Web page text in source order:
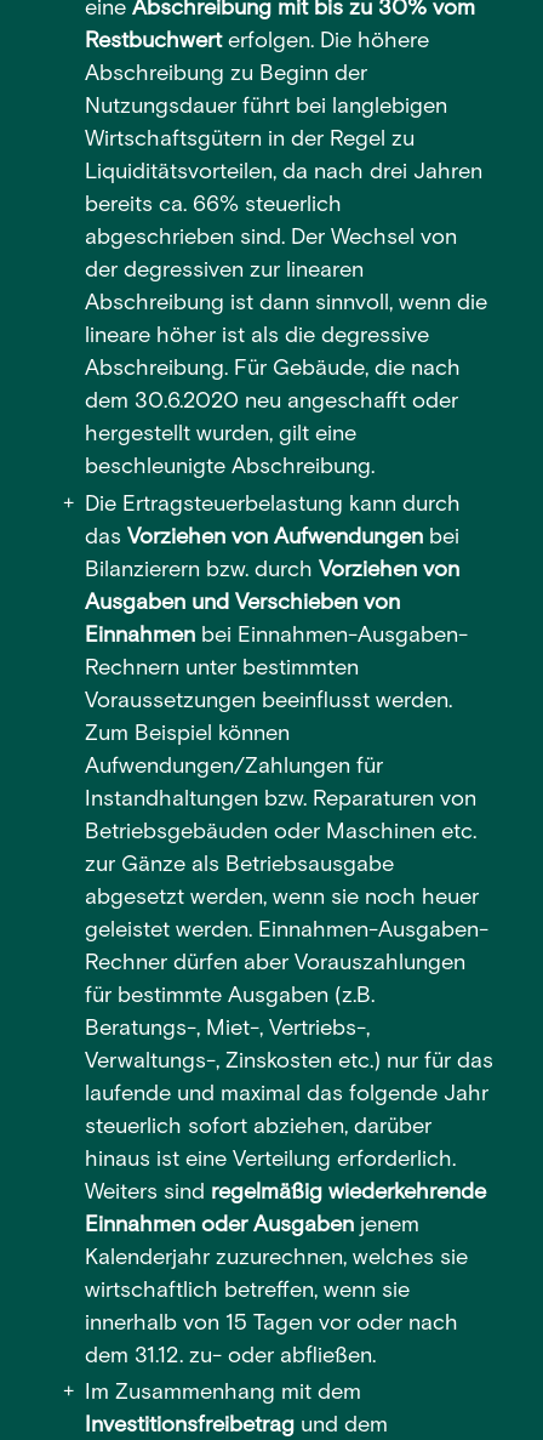
eine Abschreibung mit bis zu 30% vom
Restbuchwerterfolgen. Die höhere
Abschreibung zu Beginn der
Nutzungsdauer führt bei langlebigen
Wirtschaftsgütern in der Regel zu
Liquiditätsvorteilen, da nach drei Jahren
bereits ca. 66% steuerlich
abgeschrieben sind. Der Wechsel von
der degressiven zur linearen
Abschreibung ist dann sinnvoll, wenn die
lineare höher ist als die degressive
Abschreibung. Für Gebäude, die nach
dem 30.6.2020 neu angeschafft oder
hergestellt wurden, gilt eine
beschleunigte Abschreibung.
Die Ertragsteuerbelastung kann durch
das Vorziehen von Aufwendungenbei
Bilanzierern bzw. durch Vorziehen von
Ausgaben und Verschieben von
Einnahmenbei Einnahmen-Ausgaben-
Rechnern unter bestimmten
Voraussetzungen beeinflusst werden.
Zum Beispiel können
Aufwendungen/Zahlungen für
Instandhaltungen bzw. Reparaturen von
Betriebsgebäuden oder Maschinen etc.
zur Gänze als Betriebsausgabe
abgesetzt werden, wenn sie noch heuer
geleistet werden. Einnahmen-Ausgaben-
Rechner dürfen aber Vorauszahlungen
für bestimmte Ausgaben (z.B.
Beratungs-, Miet-, Vertriebs-,
Verwaltungs-, Zinskosten etc.) nur für das
laufende und maximal das folgende Jahr
steuerlich sofort abziehen, darüber
hinaus ist eine Verteilung erforderlich.
Weiters sind regelmäßig wiederkehrende
Einnahmen oder Ausgabenjenem
Kalenderjahr zuzurechnen, welches sie
wirtschaftlich betreffen, wenn sie
innerhalb von 15 Tagen vor oder nach
dem 31.12. zu- oder abfließen.
Im Zusammenhang mit dem
Investitionsfreibetragund dem